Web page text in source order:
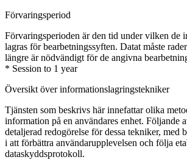
Förvaringsperiod
Förvaringsperioden är den tid under vilken de
lagras för bearbetningssyften. Datat måste
längre är nödvändigt för de angivna
* Session to 1 year
Översikt över informationslagringstekniker
Tjänsten som beskrivs här innefattar olika
information på en användares enhet. Följande
detaljerad redogörelse för dessa tekniker, med
i att förbättra användarupplevelsen och följa
dataskyddsprotokoll.